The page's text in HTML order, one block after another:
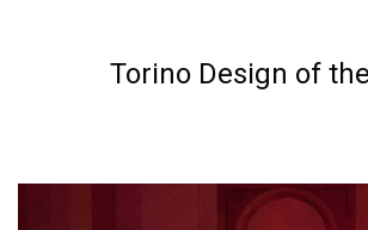
Torino Design of